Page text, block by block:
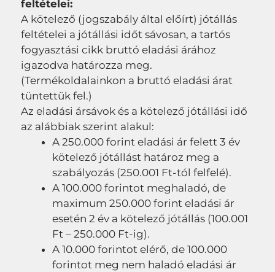
feltételei:
A kötelező (jogszabály által előírt) jótállás
feltételei a jótállási időt sávosan, a tartós
fogyasztási cikk bruttó eladási árához
igazodva határozza meg.
(Termékoldalainkon a bruttó eladási árat
tüntettük fel.)
Az eladási ársávok és a kötelező jótállási idő
az alábbiak szerint alakul:
A 250.000 forint eladási ár felett 3 év
kötelező jótállást határoz meg a
szabályozás (250.001 Ft-tól felfelé).
A 100.000 forintot meghaladó, de
maximum 250.000 forint eladási ár
esetén 2 év a kötelező jótállás (100.001
Ft – 250.000 Ft-ig).
A 10.000 forintot elérő, de 100.000
forintot meg nem haladó eladási ár